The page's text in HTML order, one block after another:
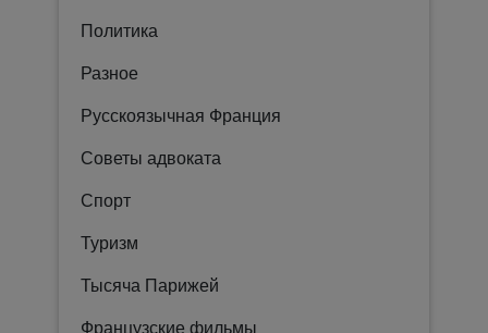
Политика
Разное
Русскоязычная Франция
Советы адвоката
Спорт
Туризм
Тысяча Парижей
Французские фильмы